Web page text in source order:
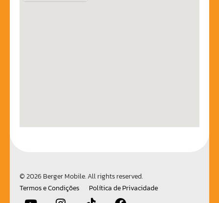
© 2026 Berger Mobile. All rights reserved.
Termos e Condições
Política de Privacidade